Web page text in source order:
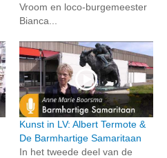
Vroom en loco-burgemeester
Bianca...
Kunst in LV: Albert Termote &
De Barmhartige Samaritaan
In het tweede deel van de